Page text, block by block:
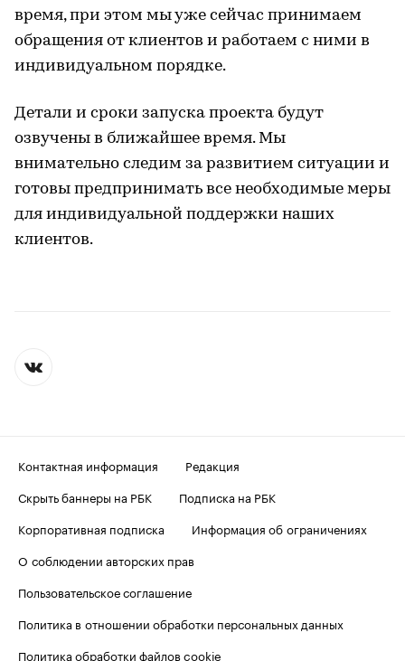
время, при этом мы уже сейчас принимаем
обращения от клиентов и работаем с ними в
индивидуальном порядке.
Детали и сроки запуска проекта будут
озвучены в ближайшее время. Мы
внимательно следим за развитием ситуации и
готовы предпринимать все необходимые меры
для индивидуальной поддержки наших
клиентов.
Контактная информация
Редакция
Скрыть баннеры на РБК
Подписка на РБК
Корпоративная подписка
Информация об ограничениях
О соблюдении авторских прав
Пользовательское соглашение
Политика в отношении обработки персональных данных
Политика обработки файлов cookie